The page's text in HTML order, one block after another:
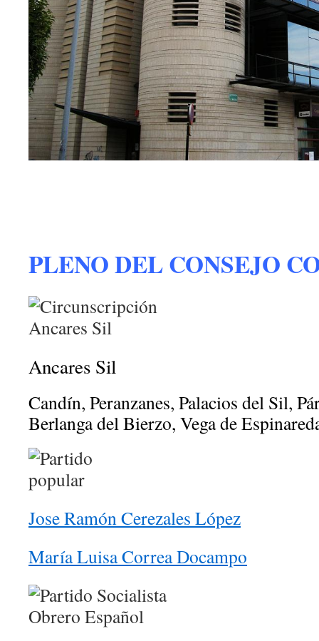
PLENO DEL CONSEJO
Ancares Sil
Candín, Peranzanes, Palacios del Sil,
Berlanga del Bierzo, Vega de
Jose Ramón Cerezales López
María Luisa Correa Docampo